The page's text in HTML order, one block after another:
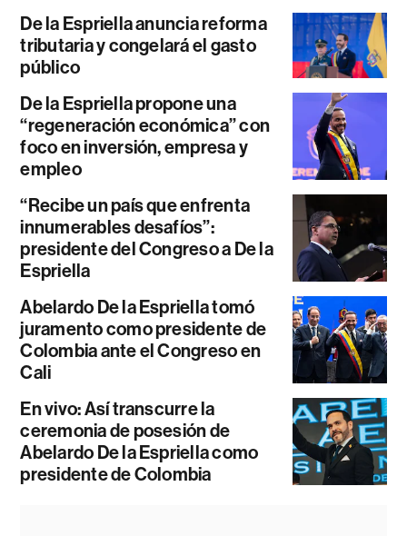
De la Espriella anuncia reforma
tributaria y congelará el gasto
público
De la Espriella propone una
“regeneración económica” con
foco en inversión, empresa y
empleo
“Recibe un país que enfrenta
innumerables desafíos”:
presidente del Congreso a De la
Espriella
Abelardo De la Espriella tomó
juramento como presidente de
Colombia ante el Congreso en
Cali
En vivo: Así transcurre la
ceremonia de posesión de
Abelardo De la Espriella como
presidente de Colombia